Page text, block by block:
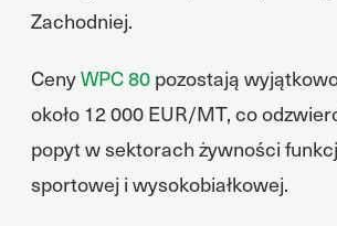
Zachodniej.
CenyWPC 80 pozostają
około 12 000 EUR/MT, co
popyt w sektorach żywności
sportowej i wysokobiałkowej.